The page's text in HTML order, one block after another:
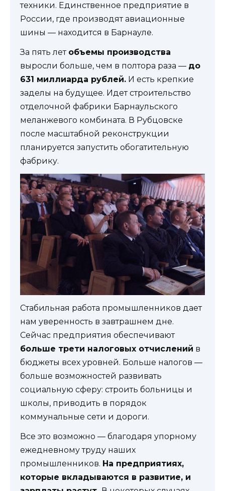
техники. Единственное предприятие в
России, где производят авиационные
шины — находится в Барнауле.
За пять лет объемы производства
выросли больше, чем в полтора раза — до
631 миллиарда рублей. И есть крепкие
заделы на будущее. Идет строительство
отделочной фабрики Барнаульского
меланжевого комбината. В Рубцовске
после масштабной реконструкции
планируется запустить обогатительную
фабрику.
Стабильная работа промышленников дает
нам уверенность в завтрашнем дне.
Сейчас предприятия обеспечивают
больше трети налоговых отчислений в
бюджеты всех уровней. Больше налогов —
больше возможностей развивать
социальную сферу: строить больницы и
школы, приводить в порядок
коммунальные сети и дороги.
Все это возможно — благодаря упорному
ежедневному труду наших
промышленников. На предприятиях,
которые вкладываются в развитие, и